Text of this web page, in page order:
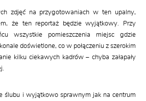
zdjęć na przygotowaniach w ten upalny,
że ten reportaż będzie wyjątkowy. Przy
wszystkie pomieszczenia miejsc gdzie
doświetlone, co w połączeniu z szerokim
kilku ciekawych kadrów – chyba załapały
ślubu i wyjątkowo sprawnym jak na centrum